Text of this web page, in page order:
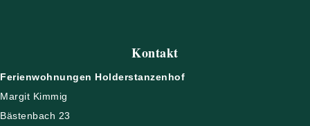
Kontakt
Ferienwohnungen Holderstanzenhof
Margit Kimmig
Bästenbach 23